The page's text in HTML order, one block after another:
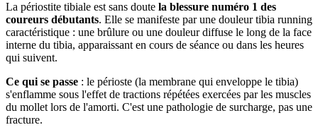
La périostite tibiale est sans doute la blessure numéro 1 des
coureurs débutants. Elle se manifeste par une douleur tibia running
caractéristique : une brûlure ou une douleur diffuse le long de la face
interne du tibia, apparaissant en cours de séance ou dans les heures
qui suivent.
Ce qui se passe : le périoste (la membrane qui enveloppe le tibia)
s'enflamme sous l'effet de tractions répétées exercées par les muscles
du mollet lors de l'amorti. C'est une pathologie de surcharge, pas une
fracture.